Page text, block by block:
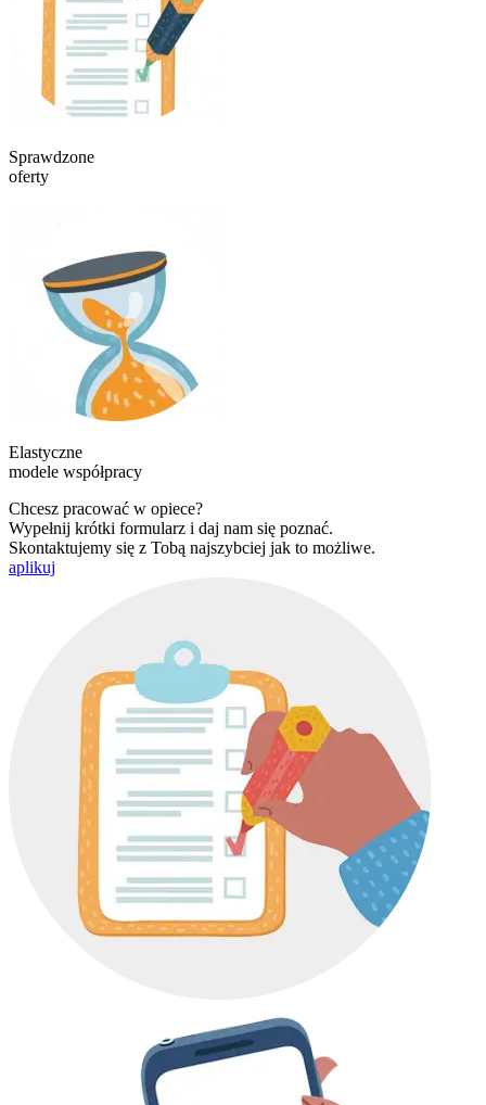
Sprawdzone
oferty
Elastyczne
modele współpracy
Chcesz pracować w opiece?
Wypełnij krótki formularz i daj nam się poznać.
Skontaktujemy się z Tobą najszybciej jak to możliwe.
aplikuj